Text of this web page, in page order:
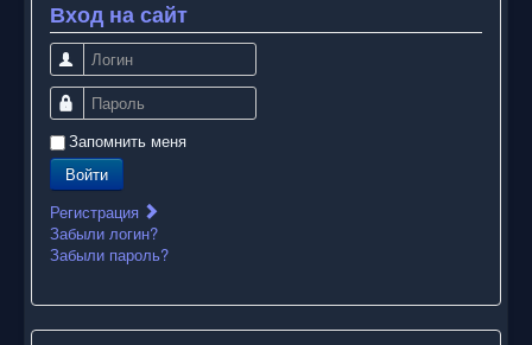
Вход на сайт
Логин
Пароль
Запомнить меня
Войти
Регистрация
Забыли логин?
Забыли пароль?